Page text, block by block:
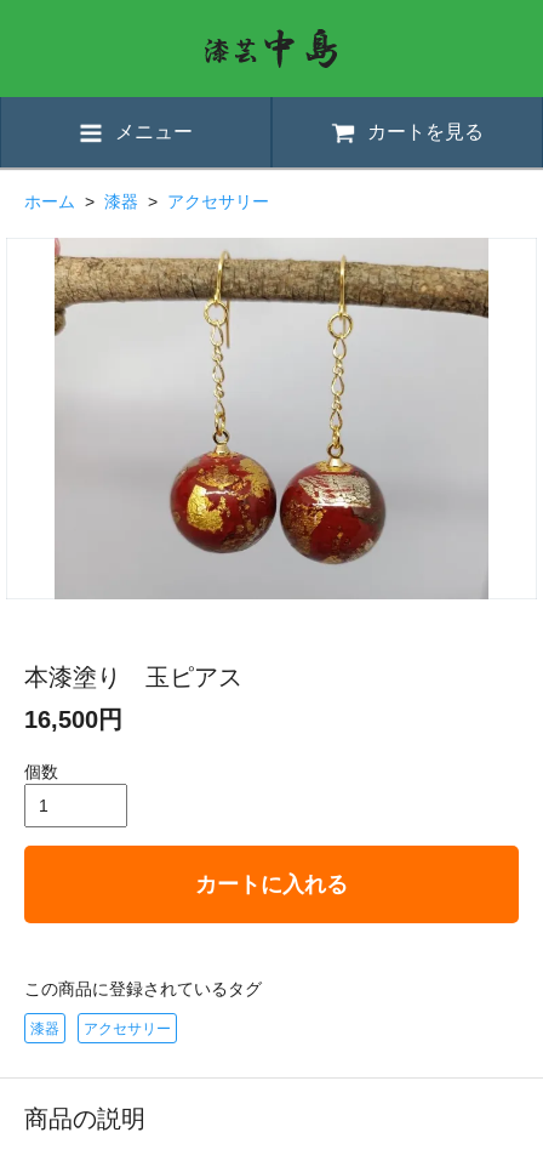
メニュー カートを見る
ホーム > 漆器 > アクセサリー
本漆塗り 玉ピアス
16,500円
個数
カートに入れる
この商品に登録されているタグ
漆器 アクセサリー
商品の説明